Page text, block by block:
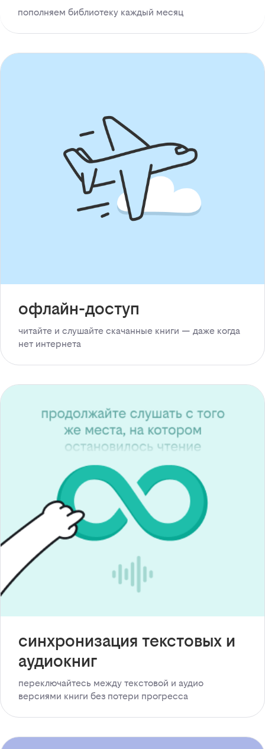
пополняем библиотеку каждый месяц
офлайн-доступ
читайте и слушайте скачанные книги — даже когда
нет интернета
синхронизация текстовых и
аудиокниг
переключайтесь между текстовой и аудио
версиями книги без потери прогресса